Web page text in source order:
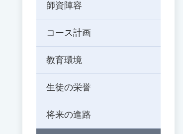
師資陣容
コース計画
教育環境
生徒の栄誉
将来の進路